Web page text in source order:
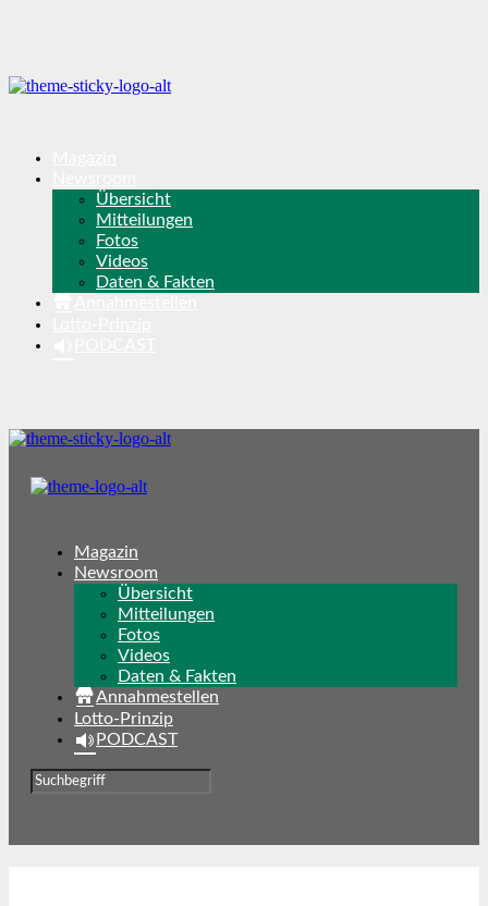
Übersicht
Mitteilungen
Fotos
Videos
Daten & Fakten
Magazin
Newsroom
Übersicht
Mitteilungen
Fotos
Videos
Daten & Fakten
Annahmestellen
Lotto-Prinzip
PODCAST